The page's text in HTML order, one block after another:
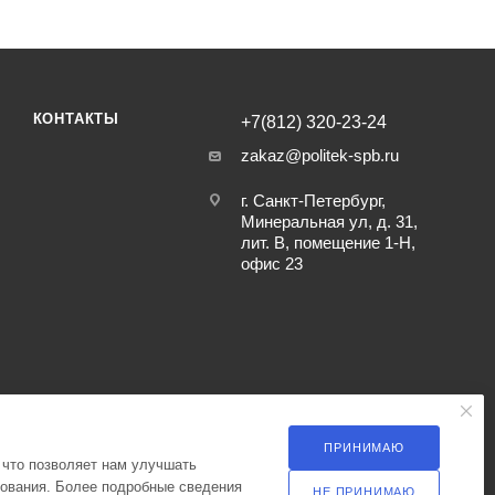
КОНТАКТЫ
+7(812) 320-23-24
zakaz@politek-spb.ru
г. Санкт-Петербург,
Минеральная ул, д. 31,
лит. В, помещение 1-Н,
офис 23
позволяет нам улучшать
Более подробные сведения
ПРИНИМАЮ
НЕ ПРИНИМАЮ